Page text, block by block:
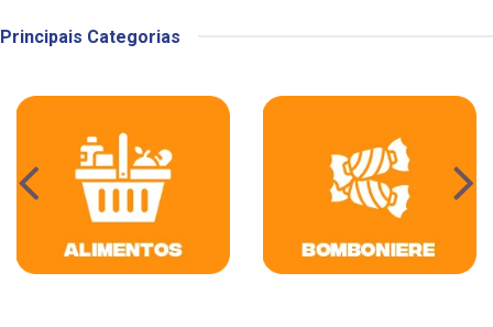
Principais Categorias